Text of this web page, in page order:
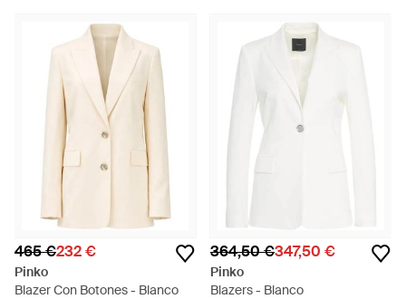
465 €232 €
Pinko
Blazer Con Botones - Blanco
364,50 €347,50 €
Pinko
Blazers - Blanco